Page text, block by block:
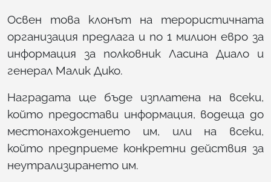
Освен това клонът на терористичната
организация предлага и по 1 милион евро за
информация за полковник Ласина Диало и
генерал Малик Дико.
Наградата ще бъде изплатена на всеки,
който предостави информация, водеща до
местонахождението им, или на всеки,
който предприеме конкретни действия за
неутрализирането им.